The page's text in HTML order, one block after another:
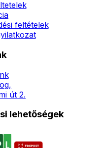
feltételek
út 2.
lehetőségek